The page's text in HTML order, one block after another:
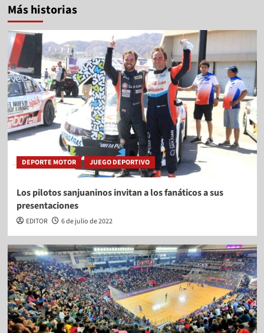
Más historias
DEPORTE MOTOR JUEGO DEPORTIVO
Los pilotos sanjuaninos invitan a los fanáticos a sus
presentaciones
EDITOR 6 de julio de 2022